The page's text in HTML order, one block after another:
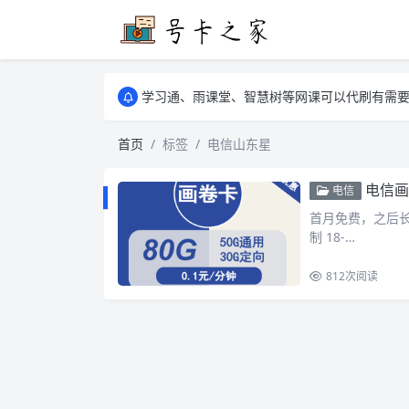
学习通、雨课堂、智慧树等网课可以代刷有需
学习通、雨课堂、智慧树等网课可以代刷有需
首页
标签 电信山东星
电信 电信
首月免费，之后
制 18-…
812次阅读